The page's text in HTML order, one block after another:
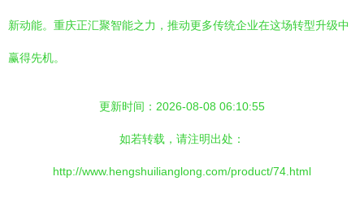
新动能。重庆正汇聚智能之力，推动更多传统企业在这场转型升级中
赢得先机。
更新时间：2026-08-08 06:10:55
如若转载，请注明出处：
http://www.hengshuilianglong.com/product/74.html